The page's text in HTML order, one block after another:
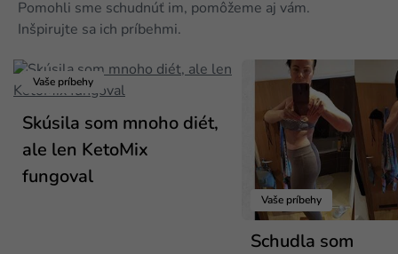
Pomohli sme schudnúť im, pomôžeme aj vám.
Inšpirujte sa ich príbehmi.
Vaše príbehy
Skúsila som mnoho diét,
ale len KetoMix
fungoval
Vaše príbehy
Schudla som